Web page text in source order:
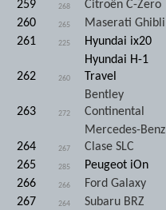
259 268 Citroën C-Zero
260
265 Maserati Ghibli
261
225 Hyundai ix20
262 260
Hyundai H-1
Travel
263 272
Bentley
Continental
264 267
Mercedes-Benz
Clase SLC
265
285 Peugeot iOn
266
266 Ford Galaxy
267
264 Subaru BRZ